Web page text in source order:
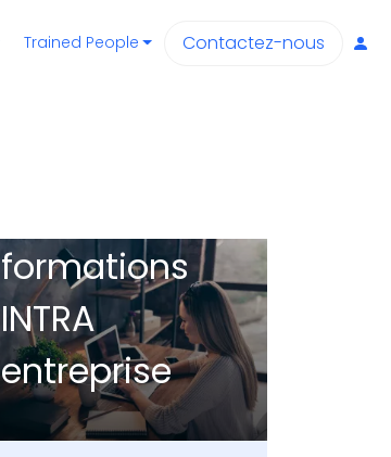
Trained People Contactez-nous
formations
INTRA
entreprise